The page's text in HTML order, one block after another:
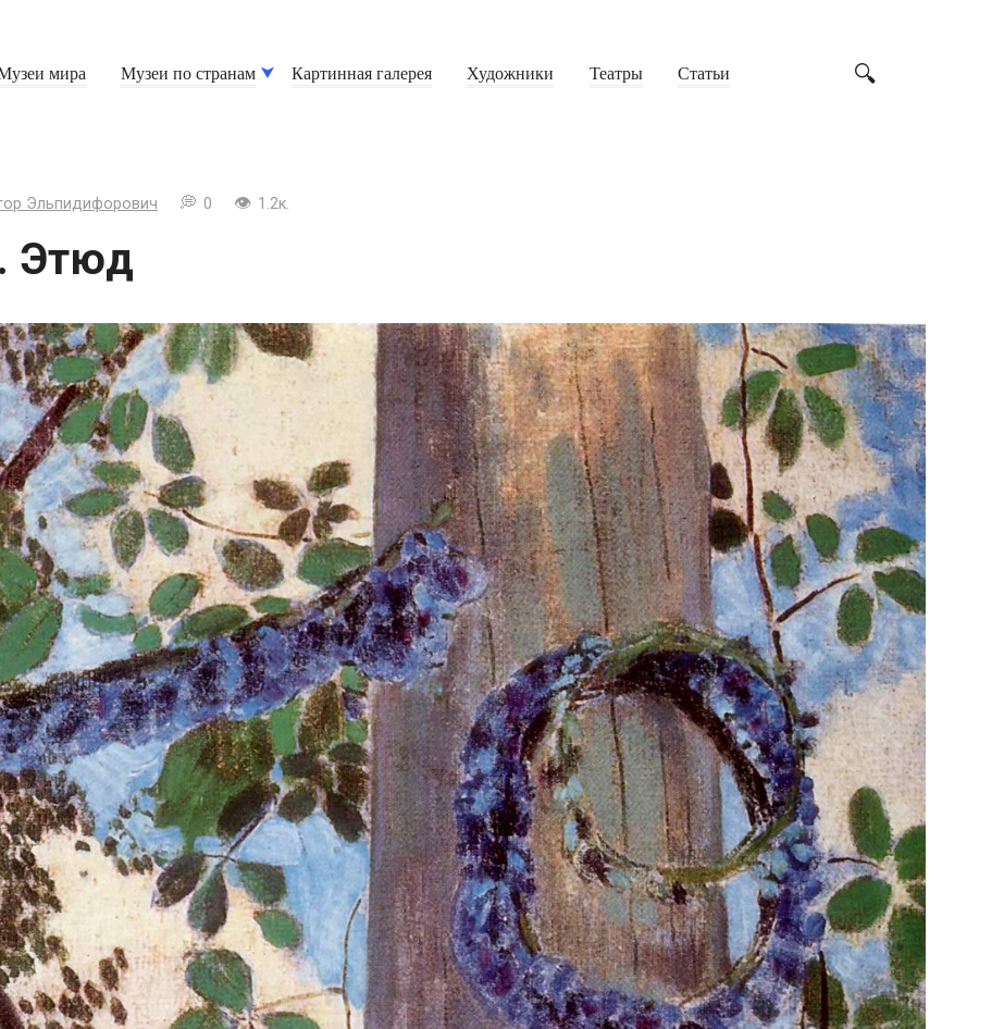
мира Музеи по странам Картинная галерея Художники Театры Статьи
Эльпидифорович 0 1.2к.
Этюд